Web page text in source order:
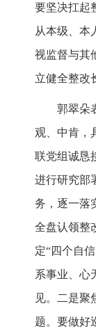
要坚决扛起
从本级、本
视监督与其
立健全整改
郭翠朵
观、中肯，
联党组诚恳
进行研究部
务，逐一落
全盘认领整
定“四个自
系事业、心
见。二是聚
题。要做好